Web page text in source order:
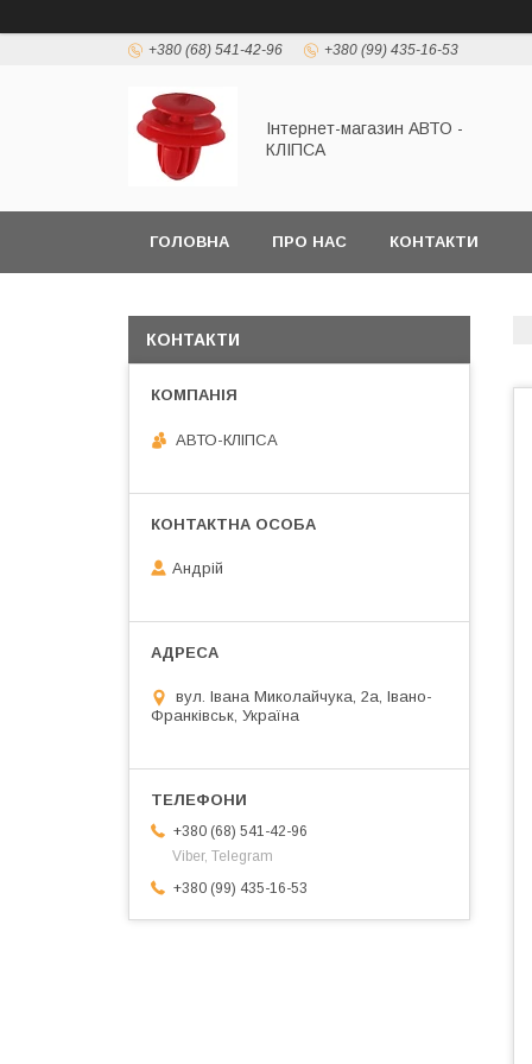
+380 (68) 541-42-96 +380 (99) 435-16-53
Інтернет-магазин АВТО -
КЛІПСА
ГОЛОВНА ПРО НАС КОНТАКТИ
КОНТАКТИ
АВТО-КЛІПСА
Андрій
вул. Івана Миколайчука, 2а, Івано-
Франківськ, Україна
+380 (68) 541-42-96
Viber, Telegram
+380 (99) 435-16-53